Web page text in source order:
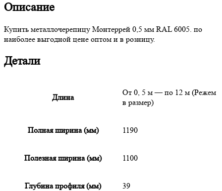
Описание
Купить металлочерепицу Монтеррей 0,5 мм RAL 6005. по
наиболее выгодной цене оптом и в розницу.
Детали
Длина
От 0, 5 м — по 12 м (Режем
в размер)
Полная ширина (мм) 1190
Полезная ширина (мм) 1100
Глубина профиля (мм) 39